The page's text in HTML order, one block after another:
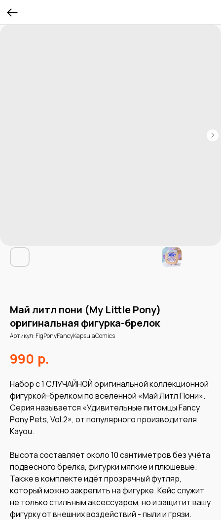
Май литл пони (My Little Pony)
оригинальная фигурка-брелок
Артикул:FigPonyFancyKapsulaComics
990 р.
Набор с 1 СЛУЧАЙНОЙ оригинальной коллекционной
фигуркой-брелком по вселенной «Май Литл Пони».
Серия называется «Удивительные питомцы Fancy
Pony Pets, Vol.2», от популярного производителя
Kayou.
Высота составляет около 10 сантиметров без учёта
подвесного брелка, фигурки мягкие и плюшевые.
Также в комплекте идёт прозрачный футляр,
который можно закрепить на фигурке. Кейс служит
не только стильным аксессуаром, но и защитит вашу
фигурку от внешних воздействий - пыли и грязи.